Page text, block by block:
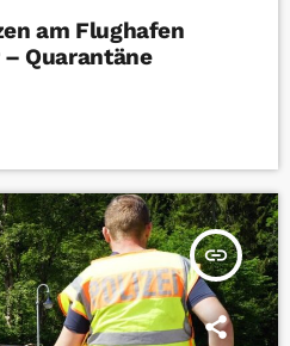
am Flughafen
Quarantäne
insert_link